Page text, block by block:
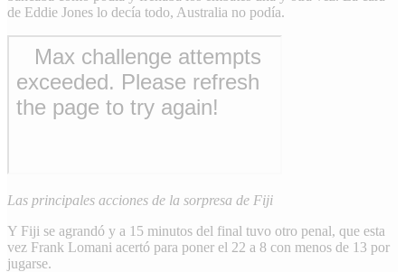
de Eddie Jones lo decía todo, Australia no podía.
Las principales acciones de la sorpresa de Fiji
Y Fiji se agrandó y a 15 minutos del final tuvo otro penal, que esta
vez Frank Lomani acertó para poner el 22 a 8 con menos de 13 por
jugarse.